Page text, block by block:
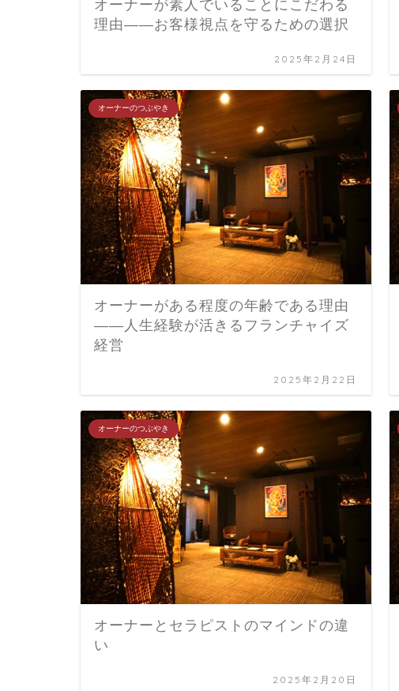
オーナーが素人でいることにこだわる
理由――お客様視点を守るための選択
2025年2月24日
オーナーのつぶやき
オーナーがある程度の年齢である理由
――人生経験が活きるフランチャイズ
経営
2025年2月22日
オーナーのつぶやき
オーナーとセラピストのマインドの違
い
2025年2月20日